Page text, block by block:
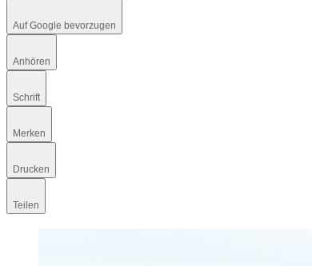
Auf Google bevorzugen
Anhören
Schrift
Merken
Drucken
Teilen